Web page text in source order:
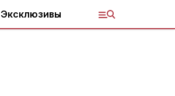
Эксклюзивы